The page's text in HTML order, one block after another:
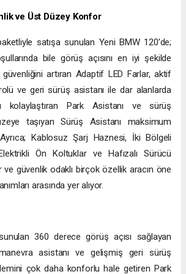
ve Üst Düzey Konfor
satışa sunulan Yeni BMW 120’de;
bile görüş açısını en iyi şekilde
artıran Adaptif LED Farlar, aktif
ve geri sürüş asistanı ile dar alanlarda
kolaylaştıran Park Asistanı ve sürüş
taşıyan Sürüş Asistanı maksimum
Kablosuz Şarj Haznesi, İki Bölgeli
Ön Koltuklar ve Hafızalı Sürücü
güvenlik odaklı birçok özellik aracın öne
arasında yer alıyor.
360 derece görüş açısı sağlayan
asistanı ve gelişmiş geri sürüş
çok daha konforlu hale getiren Park